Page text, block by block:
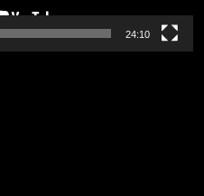
24:10